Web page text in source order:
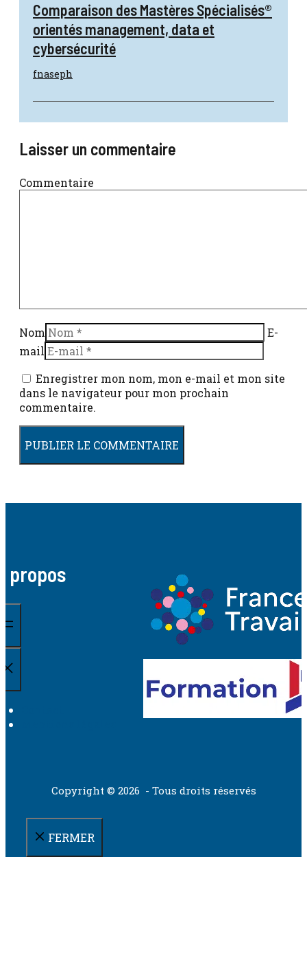
Comparaison des Mastères Spécialisés®
orientés management, data et
cybersécurité
fnaseph
Laisser un commentaire
Commentaire
Nom
E-
mail
Enregistrer mon nom, mon e-mail et mon site
dans le navigateur pour mon prochain
commentaire.
propos
Copyright © 2026 - Tous droits réservés
FERMER